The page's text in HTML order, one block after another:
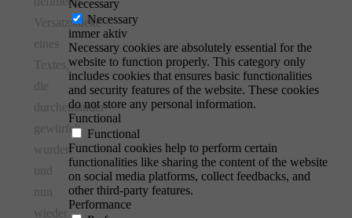
Versatzstücke
eines
Textes,
die
durcheinander
gewürfelt
wurden
und
wieder
Necessary
Necessary
immer aktiv
Necessary cookies are absolutely essential for the
website to function properly. This category only
includes cookies that ensures basic functionalities
and security features of the website. These cookies
do not store any personal information.
Functional
Functional
Functional cookies help to perform certain
functionalities like sharing the content of the website
on social media platforms, collect feedbacks, and
other third-party features.
Performance